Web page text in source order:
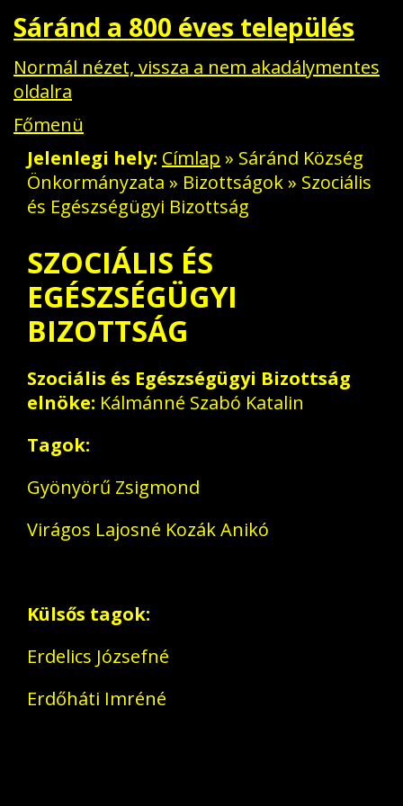
Sáránd a 800 éves település
Normál nézet, vissza a nem akadálymentes
oldalra
Főmenü
A Képviselő-testület
Képviselő-testületi ülések
videófelvételei
Jegyzőkönyvek
Szociális és Egészségügyi
Bizottság
Helyi rendeletek
Jelenlegi hely Címlap » Sáránd Község
Önkormányzata » Bizottságok» Szociális
és Egészségügyi Bizottság
SZOCIÁLIS ÉS
EGÉSZSÉGÜGYI
BIZOTTSÁG
Szociális és Egészségügyi Bizottság
elnöke: Kálmánné Szabó Katalin
Tagok:
Gyönyörű Zsigmond
Virágos Lajosné Kozák Anikó
Külsős tagok:
Erdelics Józsefné
Erdőháti Imréné